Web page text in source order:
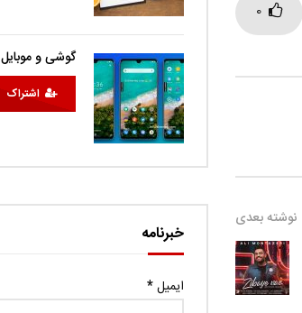
0
نوشته بعدی
گوشی و موبایل
اشتراک
خبرنامه
ایمیل*